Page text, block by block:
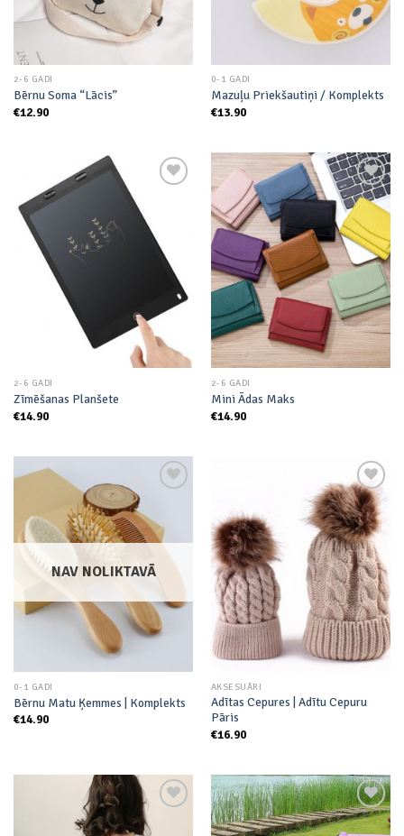
2-6 GADI
Bērnu Soma “Lācis”
€12.90
0-1 GADI
Mazuļu Priekšautiņi / Komplekts
€13.90
Add to
wishlist
2-6 GADI
Zīmēšanas Planšete
€14.90
Add to
wishlist
2-6 GADI
Mini Ādas Maks
€14.90
Add to
wishlist
NAV NOLIKTAVĀ
0-1 GADI
Bērnu Matu Ķemmes | Komplekts
€14.90
Add to
wishlist
AKSESUĀRI
Adītas Cepures | Adītu Cepuru
Pāris
€16.90